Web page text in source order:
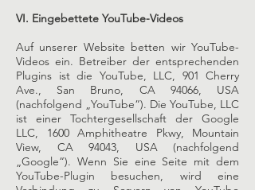
VI. Eingebettete YouTube-Videos
Auf unserer Website betten wir YouTube-
Videos ein. Betreiber der entsprechenden
Plugins ist die YouTube, LLC, 901 Cherry
Ave., San Bruno, CA 94066, USA
(nachfolgend „YouTube“). Die YouTube, LLC
ist einer Tochtergesellschaft der Google
LLC, 1600 Amphitheatre Pkwy, Mountain
View, CA 94043, USA (nachfolgend
„Google“). Wenn Sie eine Seite mit dem
YouTube-Plugin besuchen, wird eine